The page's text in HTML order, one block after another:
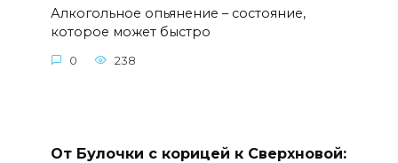
Алкогольное опьянение – состояние,
которое может быстро
0 238
От Булочки с корицей к Сверхновой: